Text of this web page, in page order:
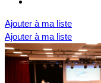
Ajouter à ma liste
Ajouter à ma liste